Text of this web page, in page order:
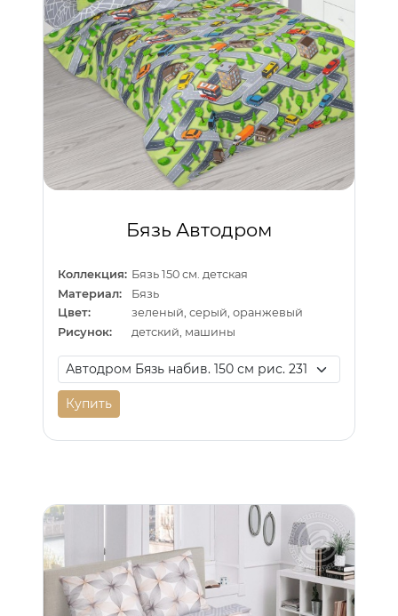
Бязь Автодром
Коллекция: Бязь 150 см. детская
Материал:
Бязь
Цвет:
зеленый, серый, оранжевый
Рисунок:
детский, машины
Купить